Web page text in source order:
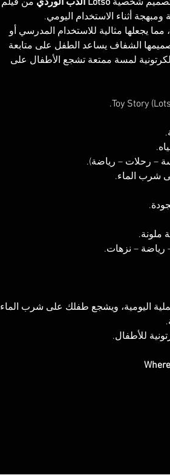
بتصميم شخصية Lotso الدب الوردي
من فيلم
يجعلها مثالية للاستخدام المدرسي أو
الشفاف يساعد الطفل على متابعة
لمسة ممتعة تشجع الأطفال على
– رحلات – رياضة).
شرب الماء.
ملونة.
رياضة – نزهات.
اليومية، ويشجع طفلك على شرب الماء
للأطفال.